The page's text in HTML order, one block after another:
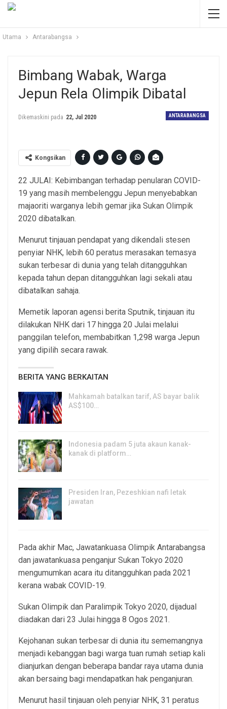
Utama Antarabangsa
Bimbang Wabak, Warga
Jepun Rela Olimpik Dibatal
ANTARABANGSA
Dikemaskini pada 22, Jul 2020
Kongsikan
22 JULAI: Kebimbangan terhadap penularan COVID-
19 yang masih membelenggu Jepun menyebabkan
majaoriti warganya lebih gemar jika Sukan Olimpik
2020 dibatalkan.
Menurut tinjauan pendapat yang dikendali stesen
penyiar NHK, lebih 60 peratus merasakan temasya
sukan terbesar di dunia yang telah ditangguhkan
kepada tahun depan ditangguhkan lagi sekali atau
dibatalkan sahaja.
Memetik laporan agensi berita Sputnik, tinjauan itu
dilakukan NHK dari 17 hingga 20 Julai melalui
panggilan telefon, membabitkan 1,298 warga Jepun
yang dipilih secara rawak.
BERITA YANG BERKAITAN
Mahkamah batalkan tarif, AS bayar balik
AS$100…
Indonesia padam 5 juta akaun kanak-
kanak di platform…
Presiden Iran, Pezeshkian nafi letak
jawatan
Pada akhir Mac, Jawatankuasa Olimpik Antarabangsa
dan jawatankuasa penganjur Sukan Tokyo 2020
mengumumkan acara itu ditangguhkan pada 2021
kerana wabak COVID-19.
Sukan Olimpik dan Paralimpik Tokyo 2020, dijadual
diadakan dari 23 Julai hingga 8 Ogos 2021.
Kejohanan sukan terbesar di dunia itu sememangnya
menjadi kebanggan bagi warga tuan rumah setiap kali
dianjurkan dengan beberapa bandar raya utama dunia
akan bersaing bagi mendapatkan hak penganjuran.
Menurut hasil tinjauan oleh penyiar NHK, 31 peratus